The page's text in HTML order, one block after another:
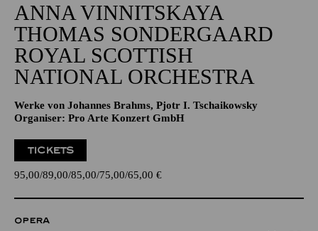
ANNA VINNITSKAYA
THOMAS SONDERGAARD
ROYAL SCOTTISH
NATIONAL ORCHESTRA
Werke von Johannes Brahms, Pjotr I. Tschaikowsky
Organiser: Pro Arte Konzert GmbH
TICKETS
95,00 89,00 85,00 75,00 65,00 €
OPERA